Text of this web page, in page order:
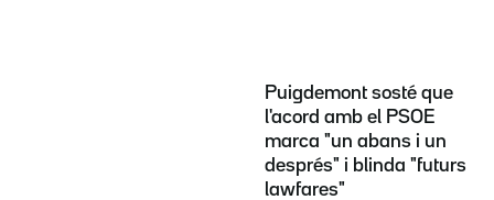
Puigdemont sosté que
l'acord amb el PSOE
marca "un abans i un
després" i blinda "futurs
lawfares"